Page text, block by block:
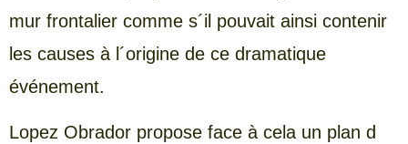
mur frontalier comme s´il pouvait ainsi contenir
les causes à l´origine de ce dramatique
événement.
Lopez Obrador propose face à cela un plan d